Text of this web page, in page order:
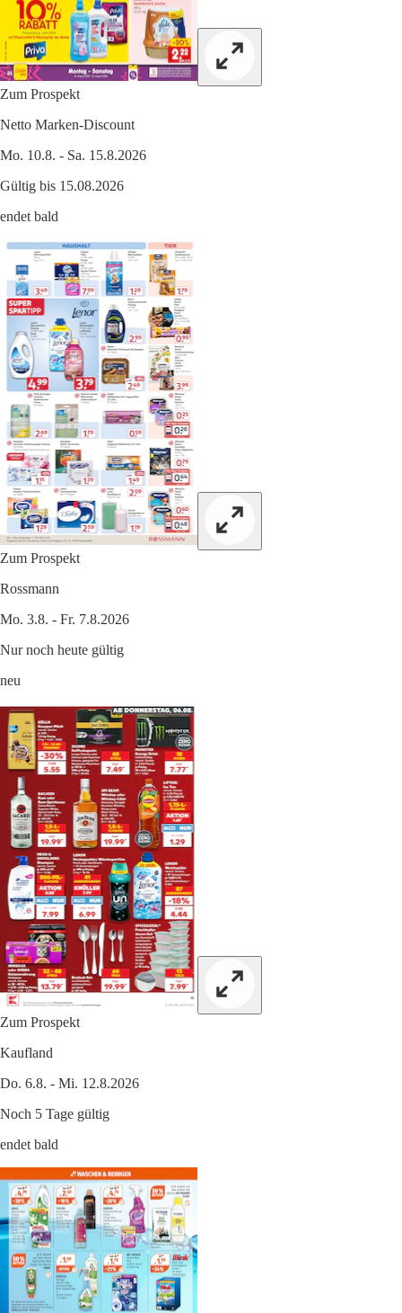
Zum Prospekt
Netto Marken-Discount
Mo. 10.8. - Sa. 15.8.2026
Gültig bis 15.08.2026
endet bald
Zum Prospekt
Rossmann
Mo. 3.8. - Fr. 7.8.2026
Nur noch heute gültig
neu
Zum Prospekt
Kaufland
Do. 6.8. - Mi. 12.8.2026
Noch 5 Tage gültig
endet bald